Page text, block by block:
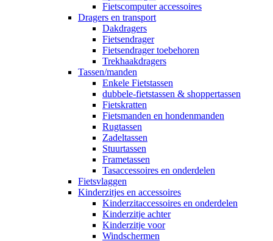
Fietscomputer accessoires
Dragers en transport
Dakdragers
Fietsendrager
Fietsendrager toebehoren
Trekhaakdragers
Tassen/manden
Enkele Fietstassen
dubbele-fietstassen & shoppertassen
Fietskratten
Fietsmanden en hondenmanden
Rugtassen
Zadeltassen
Stuurtassen
Frametassen
Tasaccessoires en onderdelen
Fietsvlaggen
Kinderzitjes en accessoires
Kinderzitaccessoires en onderdelen
Kinderzitje achter
Kinderzitje voor
Windschermen